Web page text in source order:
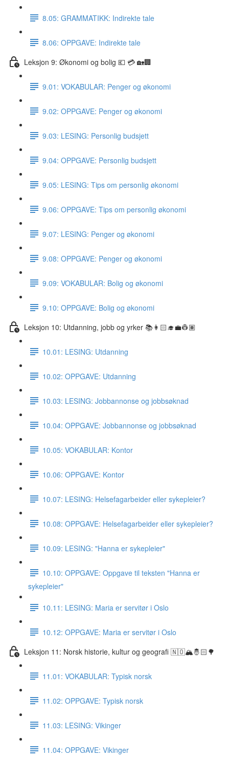
8.05: GRAMMATIKK: Indirekte tale
8.06: OPPGAVE: Indirekte tale
Leksjon 9: Økonomi og bolig 💶 💳 🏡🏢
9.01: VOKABULAR: Penger og økonomi
9.02: OPPGAVE: Penger og økonomi
9.03: LESING: Personlig budsjett
9.04: OPPGAVE: Personlig budsjett
9.05: LESING: Tips om personlig økonomi
9.06: OPPGAVE: Tips om personlig økonomi
9.07: LESING: Penger og økonomi
9.08: OPPGAVE: Penger og økonomi
9.09: VOKABULAR: Bolig og økonomi
9.10: OPPGAVE: Bolig og økonomi
Leksjon 10: Utdanning, jobb og yrker 📚👩🏻‍🎓💼👷🏽
10.01: LESING: Utdanning
10.02: OPPGAVE: Utdanning
10.03: LESING: Jobbannonse og jobbsøknad
10.04: OPPGAVE: Jobbannonse og jobbsøknad
10.05: VOKABULAR: Kontor
10.06: OPPGAVE: Kontor
10.07: LESING: Helsefagarbeider eller sykepleier?
10.08: OPPGAVE: Helsefagarbeider eller sykepleier?
10.09: LESING: "Hanna er sykepleier"
10.10: OPPGAVE: Oppgave til teksten "Hanna er
sykepleier"
10.11: LESING: Maria er servitør i Oslo
10.12: OPPGAVE: Maria er servitør i Oslo
Leksjon 11: Norsk historie, kultur og geografi 🇳🇴🏔🤴🏻🌳
11.01: VOKABULAR: Typisk norsk
11.02: OPPGAVE: Typisk norsk
11.03: LESING: Vikinger
11.04: OPPGAVE: Vikinger